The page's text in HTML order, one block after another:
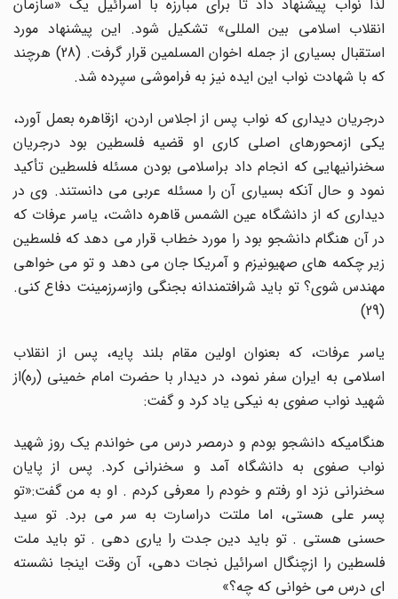
لذا نواب پیشنهاد داد تا برای مبارزه با اسرائیل یک «سازمان
انقلاب اسلامی بین المللی» تشکیل شود. این پیشنهاد مورد
استقبال بسیاری از جمله اخوان المسلمین قرار گرفت. (28) هرچند
که با شهادت نواب این ایده نیز به فراموشی سپرده شد.
درجریان دیداری که نواب پس از اجلاس اردن، ازقاهره بعمل آورد،
یکی ازمحورهای اصلی کاری او قضیه فلسطین بود درجریان
سخنرانیهایی که انجام داد براسلامی بودن مسئله فلسطین تأکید
نمود و حال آنکه بسیاری آن را مسئله عربی می دانستند. وی در
دیداری که از دانشگاه عین الشمس قاهره داشت، یاسر عرفات که
در آن هنگام دانشجو بود را مورد خطاب قرار می دهد که فلسطین
زیر چکمه های صهیونیزم و آمریکا جان می دهد و تو می خواهی
مهندس شوی؟ تو باید شرافتمندانه بجنگی وازسرزمینت دفاع کنی.
یاسر عرفات، که بعنوان اولین مقام بلند پایه، پس از انقلاب
اسلامی به ایران سفر نمود، در دیدار با حضرت امام خمینی (ره)از
شهید نواب صفوی به نیکی یاد کرد و گفت:
هنگامیکه دانشجو بودم و درمصر درس می خواندم یک روز شهید
نواب صفوی به دانشگاه آمد و سخنرانی کرد. پس از پایان
سخنرانی نزد او رفتم و خودم را معرفی کردم . او به من گفت:«تو
پسر علی هستی، اما ملتت دراسارت به سر می برد. تو سید
حسنی هستی . تو باید دین جدت را یاری دهی . تو باید ملت
فلسطین را ازچنگال اسرائیل نجات دهی، آن وقت اینجا نشسته
ای درس می خوانی که چه؟»